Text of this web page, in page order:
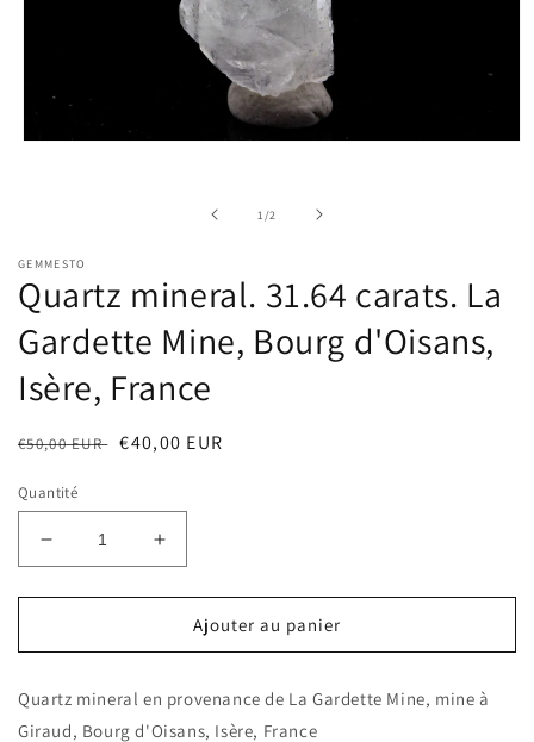
fenêtre
1/de2
GEMMESTO
Quartz mineral. 31.64 carats. La
Gardette Mine, Bourg d'Oisans,
Isère, France
Prix
€50,00 EUR
Prix
€40,00 EUR
Quantité
Réduire
la
quantité
Quartz
31.64
carats.
Augmenter
la
quantité
Quartz
31.64
carats.
Ajouter au panier
Quartz mineral en provenance de La Gardette Mine, mine à
Giraud, Bourg d'Oisans, Isère, France